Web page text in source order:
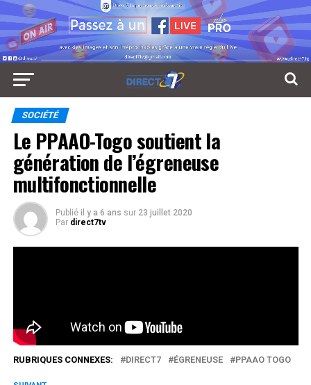
SOCIÉTÉ
Le PPAAO-Togo soutient la
génération de l’égreneuse
multifonctionnelle
Publié il y a 6 ans sur 23 juillet 2020
Par direct7tv
RUBRIQUES CONNEXES: DIRECT7 ÉGRENEUSE PPAAO TOGO